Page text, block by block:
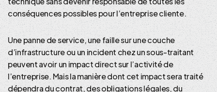
conséquences possibles pour l’entreprise cliente.
Une panne de service, une faille sur une couche
d’infrastructure ou un incident chez un sous-traitant
peuvent avoir un impact direct sur l’activité de
l’entreprise. Mais la manière dont cet impact sera traité
dépendra du contrat, des obligations légales, du